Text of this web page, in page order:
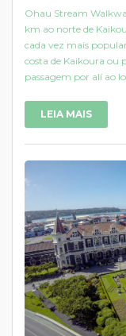
Ohau Stream
km ao norte de
cada vez mais
costa de Kaikoura ou
passagem por alí ao
LEIA MAIS